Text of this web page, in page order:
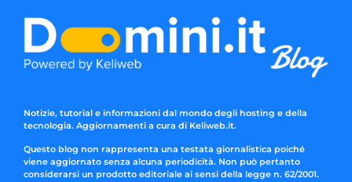
Notizie, tutorial e informazioni dal mondo degli hosting e della
tecnologia. Aggiornamenti a cura di Keliweb.it.
Questo blog non rappresenta una testata giornalistica poiché
viene aggiornato senza alcuna periodicità. Non può pertanto
considerarsi un prodotto editoriale ai sensi della legge n. 62/2001.